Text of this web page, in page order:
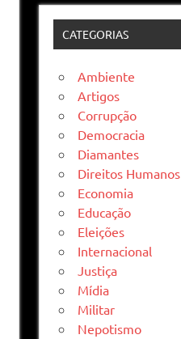
CATEGORIAS
Ambiente
Artigos
Corrupção
Democracia
Diamantes
Direitos Humanos
Economia
Educação
Eleições
Internacional
Justiça
Mídia
Militar
Nepotismo